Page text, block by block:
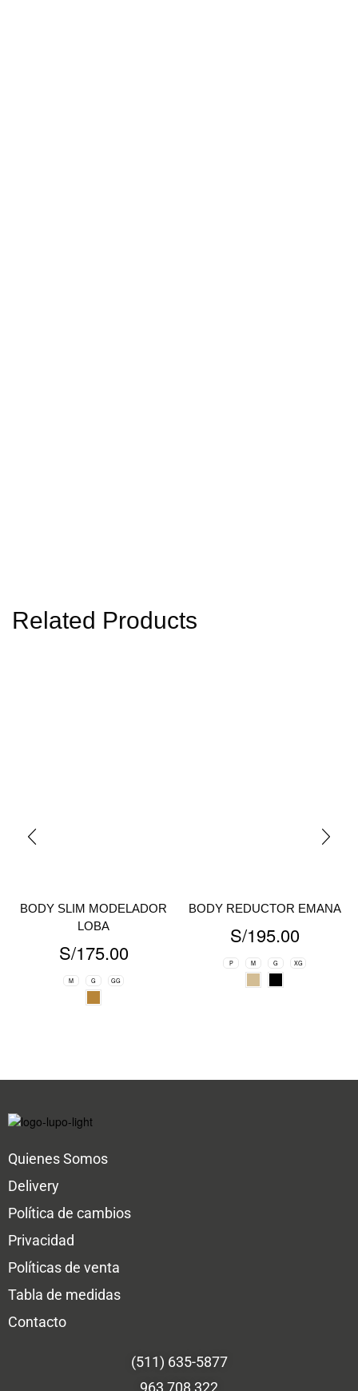
Related Products
BODY SLIM MODELADOR
LOBA
S/175.00
M G GG
BODY REDUCTOR EMANA
S/195.00
P M G XG
Quienes Somos
Delivery
Política de cambios
Privacidad
Políticas de venta
Tabla de medidas
Contacto
(511) 635-5877